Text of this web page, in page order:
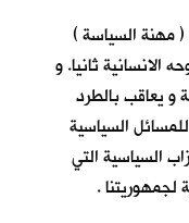
مهنة السياسة )
الانسانية ثانيا. و
و يعاقب بالطرد
السياسية
السياسية التي
.